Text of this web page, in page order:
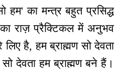
हम' का मन्‍त्र बहुत प्रसिद्ध
राज़ प्रैक्टिकल में अनुभव
है, हम ब्राह्मण सो देवता
देवता हम ब्राह्मण बने हैं।